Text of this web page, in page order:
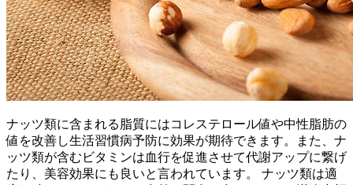
ナッツ類に含まれる脂質にはコレステロール値や中性脂肪の
値を改善し生活習慣病予防に効果が期待できます。また、ナ
ッツ類が含むビタミンは血行を促進させて代謝アップに繋げ
たり、美容効果にも良いと言われています。 ナッツ類は適